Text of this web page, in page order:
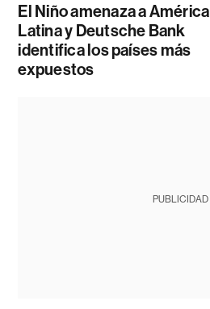
El Niño amenaza a América
Latina y Deutsche Bank
identifica los países más
expuestos
PUBLICIDAD